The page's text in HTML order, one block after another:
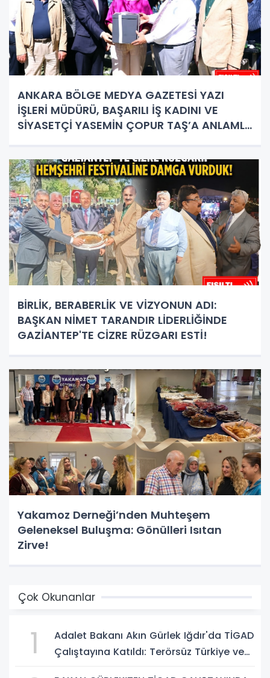
ANKARA BÖLGE MEDYA GAZETESİ YAZI
İŞLERİ MÜDÜRÜ, BAŞARILI İŞ KADINI VE
SİYASETÇİ YASEMİN ÇOPUR TAŞ’A ANLAMLI
BİRLİK, BERABERLİK VE VİZYONUN ADI:
BAŞKAN NİMET TARANDIR LİDERLİĞİNDE
GAZİANTEP'TE CİZRE RÜZGARI ESTİ!
Yakamoz Derneği’nden Muhteşem
Geleneksel Buluşma: Gönülleri Isıtan
Zirve!
Çok Okunanlar
1
Adalet Bakanı Akın Gürlek Iğdır'da TİGAD
Çalıştayına Katıldı: Terörsüz Türkiye ve